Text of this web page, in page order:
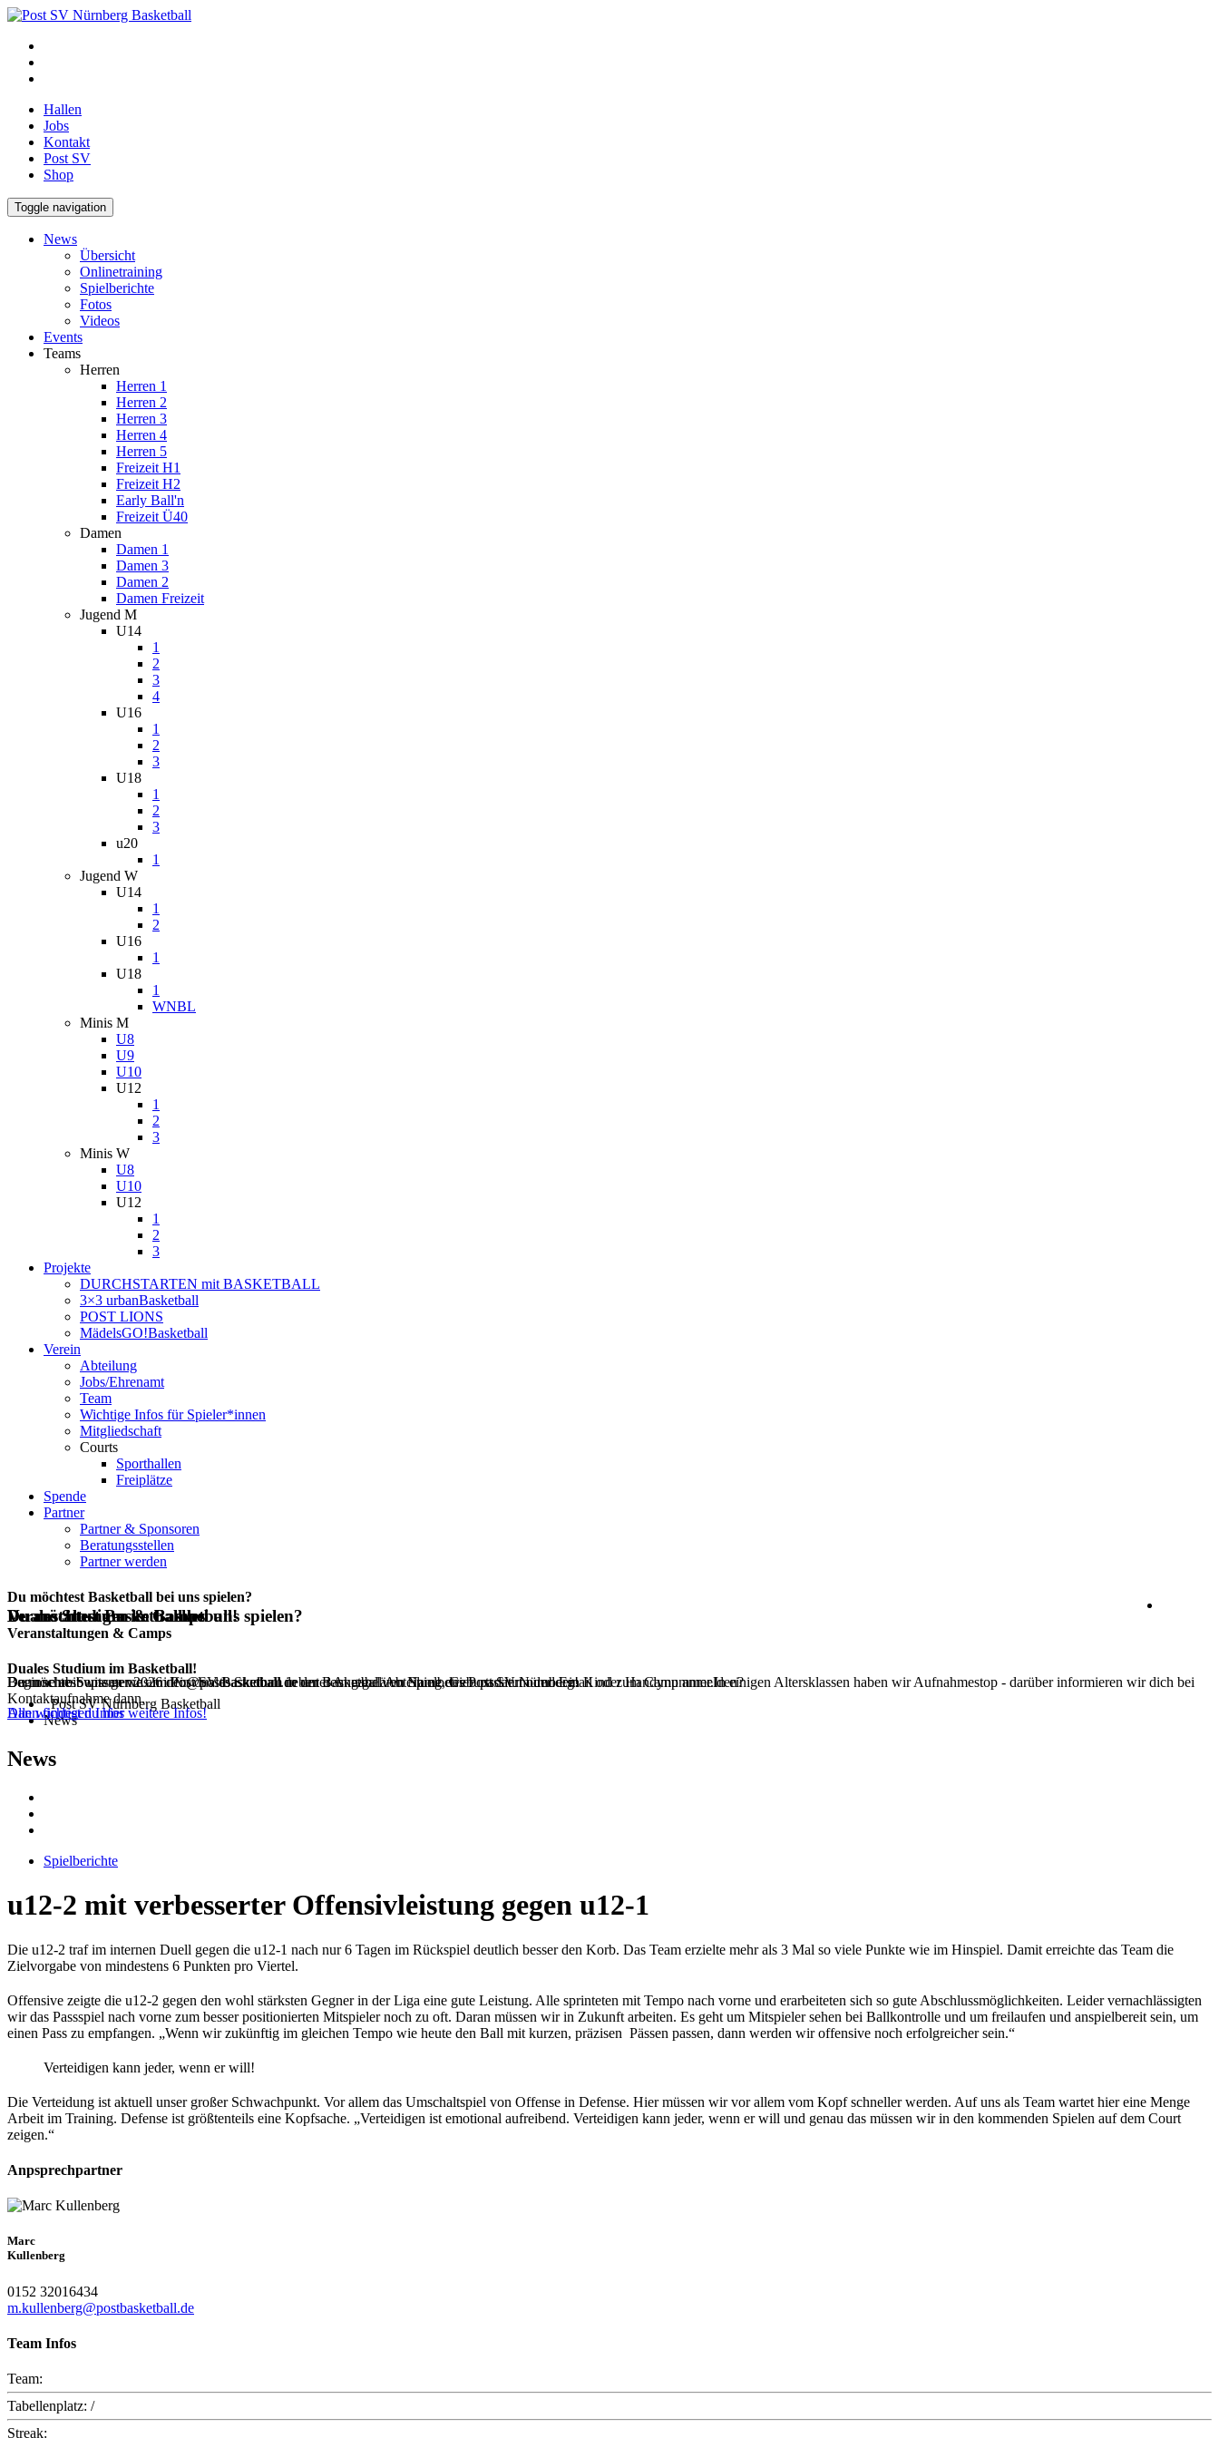
Hallen
Jobs
Kontakt
Post SV
Shop
Toggle navigation
News
Übersicht
Onlinetraining
Spielberichte
Fotos
Videos
Events
Teams
Herren
Herren 1
Herren 2
Herren 3
Herren 4
Herren 5
Freizeit H1
Freizeit H2
Early Ball'n
Freizeit Ü40
Damen
Damen 1
Damen 3
Damen 2
Damen Freizeit
Jugend M
U14
1
2
3
4
U16
1
2
3
U18
1
2
3
u20
1
Jugend W
U14
1
2
U16
1
U18
1
WNBL
Minis M
U8
U9
U10
U12
1
2
3
Minis W
U8
U10
U12
1
2
3
Projekte
DURCHSTARTEN mit BASKETBALL
3×3 urbanBasketball
POST LIONS
MädelsGO!Basketball
Verein
Abteilung
Jobs/Ehrenamt
Team
Wichtige Infos für Spieler*innen
Mitgliedschaft
Courts
Sporthallen
Freiplätze
Spende
Partner
Partner & Sponsoren
Beratungsstellen
Partner werden
Du möchtest Basketball bei uns spielen?
Dann schreib uns gerne an info@postbasketball.de unter Angabe von Name, Geburtsdatum und Email oder Handynummer.In einigen Altersklassen haben wir Aufnahmestop - darüber informieren wir dich bei
Kontaktaufnahme dann.
Veranstaltungen & Camps
Du möchtest wissen was im Post SV Basketball neben dem regulären Spielbetrieb passiert oder dein Kind zum Camp anmelden?
Dann findest du hier weitere Infos!
Duales Studium im Basketball!
Beginne ab Septemer 2026 dein duales Studium in der Basketball Abteilung des Post SV Nürnberg!
Alle wichtigen Infos
Du möchtest Basketball bei uns spielen?
Veranstaltungen & Camps
Duales Studium im Basketball!
Post SV Nürnberg Basketball
News
News
Spielberichte
u12-2 mit verbesserter Offensivleistung gegen u12-1
Die u12-2 traf im internen Duell gegen die u12-1 nach nur 6 Tagen im Rückspiel deutlich besser den Korb. Das Team erzielte mehr als 3 Mal so viele Punkte wie im Hinspiel. Damit erreichte das Team die
Zielvorgabe von mindestens 6 Punkten pro Viertel.
Offensive zeigte die u12-2 gegen den wohl stärksten Gegner in der Liga eine gute Leistung. Alle sprinteten mit Tempo nach vorne und erarbeiteten sich so gute Abschlussmöglichkeiten. Leider vernachlässigten
wir das Passspiel nach vorne zum besser positionierten Mitspieler noch zu oft. Daran müssen wir in Zukunft arbeiten. Es geht um Mitspieler sehen bei Ballkontrolle und um freilaufen und anspielbereit sein, um
einen Pass zu empfangen. „Wenn wir zukünftig im gleichen Tempo wie heute den Ball mit kurzen, präzisen Pässen passen, dann werden wir offensive noch erfolgreicher sein.“
Verteidigen kann jeder, wenn er will!
Die Verteidung ist aktuell unser großer Schwachpunkt. Vor allem das Umschaltspiel von Offense in Defense. Hier müssen wir vor allem vom Kopf schneller werden. Auf uns als Team wartet hier eine Menge
Arbeit im Training. Defense ist größtenteils eine Kopfsache. „Verteidigen ist emotional aufreibend. Verteidigen kann jeder, wenn er will und genau das müssen wir in den kommenden Spielen auf dem Court
zeigen.“
Anpsprechpartner
Marc
Kullenberg
0152 32016434
m.kullenberg@postbasketball.de
Team Infos
Team:
Tabellenplatz: /
Streak: